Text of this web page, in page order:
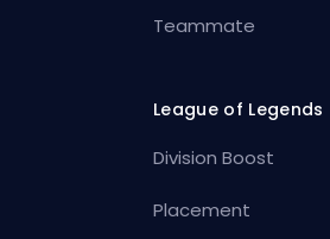
Teammate
League of Legends
Division Boost
Placement